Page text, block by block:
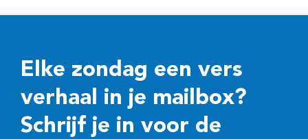
Elke zondag een vers
verhaal in je mailbox?
Schrijf je in voor de